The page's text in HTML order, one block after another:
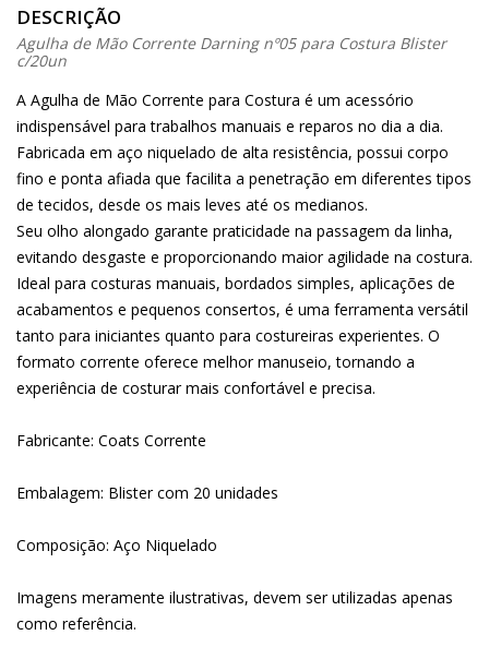
DESCRIÇÃO
Agulha de Mão Corrente Darning nº05 para Costura Blister
c/20un
A Agulha de Mão Corrente para Costura é um acessório
indispensável para trabalhos manuais e reparos no dia a dia.
Fabricada em aço niquelado de alta resistência, possui corpo
fino e ponta afiada que facilita a penetração em diferentes tipos
de tecidos, desde os mais leves até os medianos.
Seu olho alongado garante praticidade na passagem da linha,
evitando desgaste e proporcionando maior agilidade na costura.
Ideal para costuras manuais, bordados simples, aplicações de
acabamentos e pequenos consertos, é uma ferramenta versátil
tanto para iniciantes quanto para costureiras experientes. O
formato corrente oferece melhor manuseio, tornando a
experiência de costurar mais confortável e precisa.
Fabricante: Coats Corrente
Embalagem: Blister com 20 unidades
Composição: Aço Niquelado
Imagens meramente ilustrativas, devem ser utilizadas apenas
como referência.